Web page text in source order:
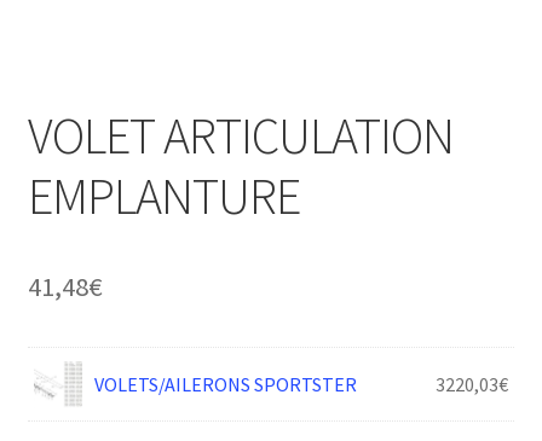
VOLET ARTICULATION
EMPLANTURE
41,48€
VOLETS/AILERONS SPORTSTER 3220,03€